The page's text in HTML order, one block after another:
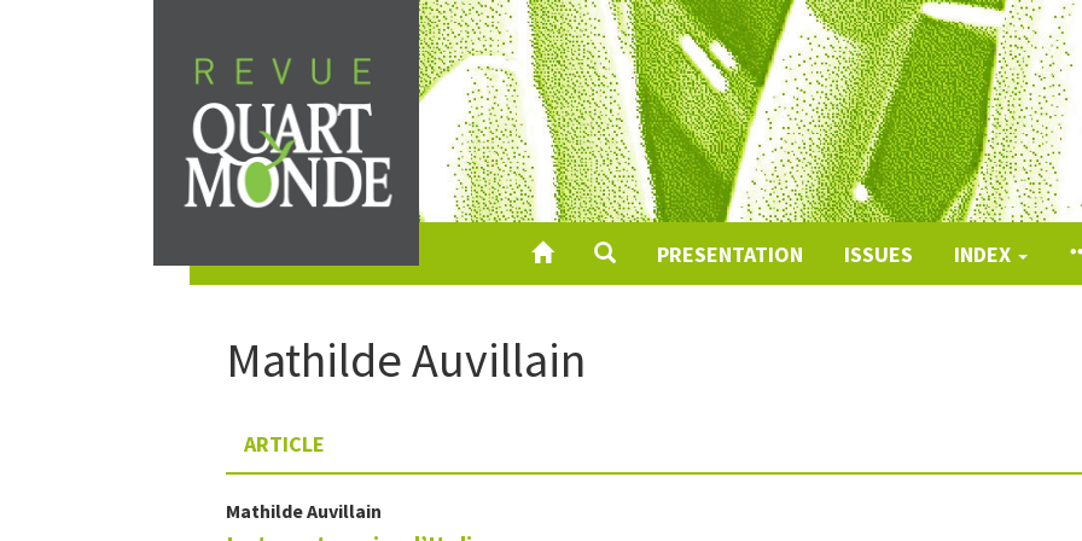
content
PRESENTATION ISSUES INDEX
MathildeAuvillain
ARTICLE
MathildeAuvillain